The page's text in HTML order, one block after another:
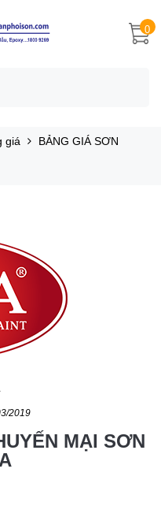
0
giá BẢNG GIÁ SƠN
2019
MẠI SƠN